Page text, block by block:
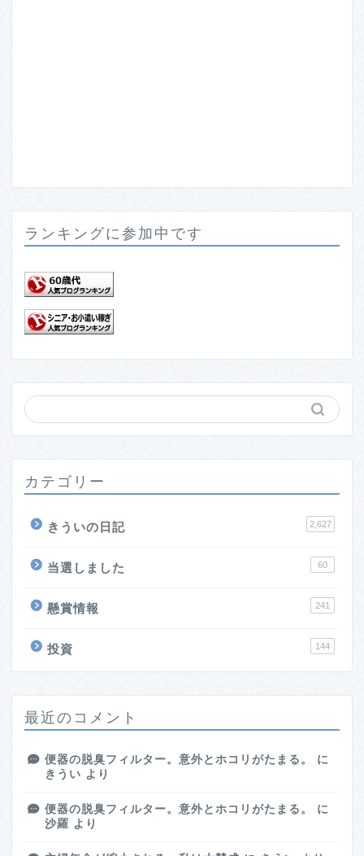
ランキングに参加中です
カテゴリー
きういの日記 2,627
当選しました 60
懸賞情報 241
投資 144
最近のコメント
便器の脱臭フィルター。意外とホコリがたまる。
に
きうい より
便器の脱臭フィルター。意外とホコリがたまる。
に
沙羅 より